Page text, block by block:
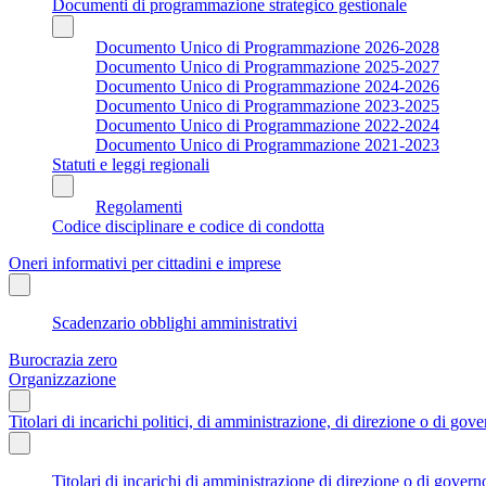
Documenti di programmazione strategico gestionale
Documento Unico di Programmazione 2026-2028
Documento Unico di Programmazione 2025-2027
Documento Unico di Programmazione 2024-2026
Documento Unico di Programmazione 2023-2025
Documento Unico di Programmazione 2022-2024
Documento Unico di Programmazione 2021-2023
Statuti e leggi regionali
Regolamenti
Codice disciplinare e codice di condotta
Oneri informativi per cittadini e imprese
Scadenzario obblighi amministrativi
Burocrazia zero
Organizzazione
Titolari di incarichi politici, di amministrazione, di direzione o di
Titolari di incarichi di amministrazione di direzione o di